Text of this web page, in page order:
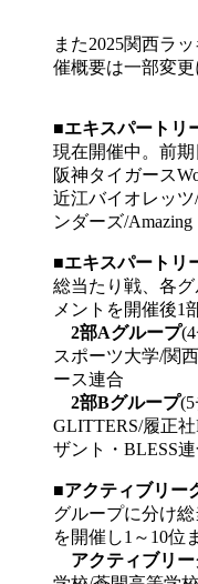
また2025関西ラ
催概要は一部変更
■エキスパートリ
現在開催中。前
阪神タイガース
近江バイオレッ
ンダーズ/Amazing
■エキスパートリ
総当たり戦、各
メントを開催後1
2部Aグループ
スポーツ大学/関
ース連合
2部Bグループ
GLITTERS/履正
ザント・BLESS
■アクティブリー
グループに分け
を開催し1～10位
アクティブリ